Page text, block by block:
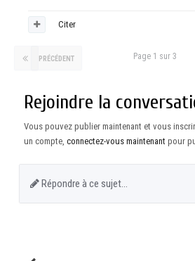
Citer
PRÉCÉDENT Page 1 sur 3
Rejoindre la
Vous pouvez publier maintenant et vous
un compte, connectez-vous maintenant pour
Répondre à ce sujet…